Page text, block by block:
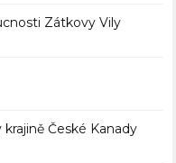
Zátkovy Vily
České Kanady